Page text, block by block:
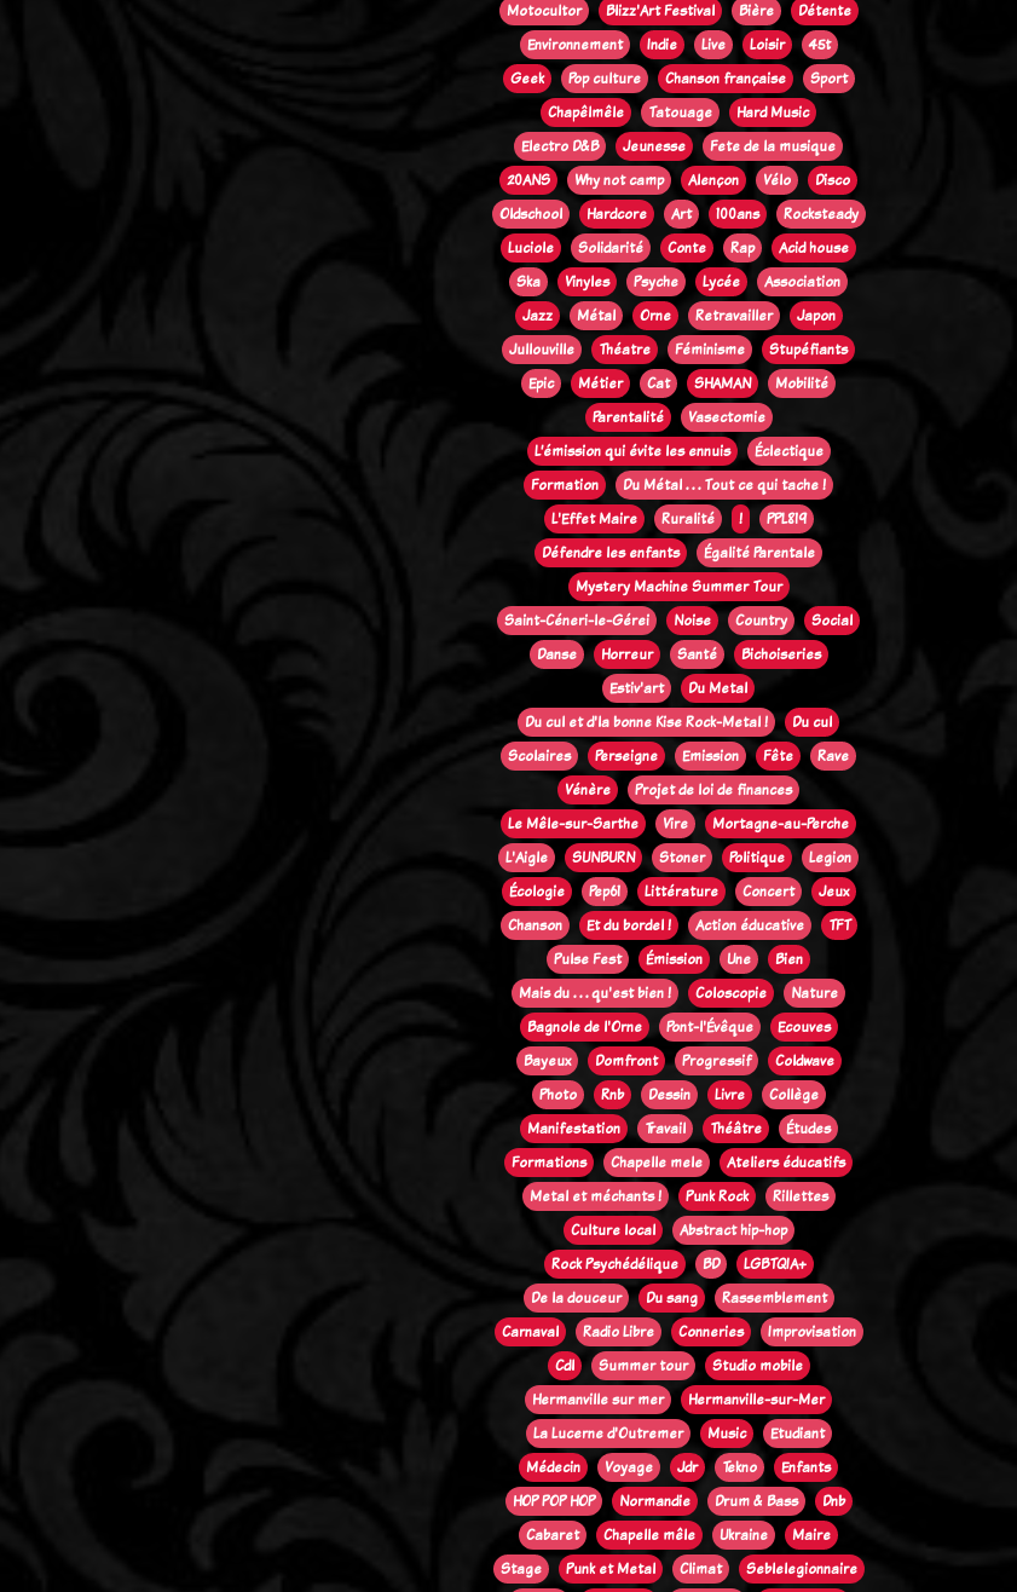
Motocultor
Blizz'Art Festival Bière
Détente
Environnement
Indie Live Loisir
45t
Geek
Pop culture Chanson française
Sport
Chapêlmêle
Tatouage
Hard Music
Electro D&B
Jeunesse
Fete de la musique
20ANS
Why not camp Alençon Vélo
Disco
Oldschool
Hardcore Art 100ans
Rocksteady
Luciole
Solidarité Conte Rap
Acid house
Ska
Vinyles Psyche Lycée
Association
Jazz
Métal Orne Retravailler
Japon
Jullouville
Théatre Féminisme
Stupéfiants
Epic
Métier Cat SHAMAN
Mobilité
Parentalité
Vasectomie
L’émission qui évite les ennuis
Éclectique
Formation
Du Métal . . . Tout ce qui tache !
L'Effet Maire
Ruralité !
PPL819
Défendre les enfants
Égalité Parentale
Mystery Machine Summer Tour
Saint-Céneri-le-Gérei
Noise Country
Social
Danse
Horreur Santé
Bichoiseries
Estiv'art
Du Metal
Du cul et d'la bonne Kise Rock-Metal !
Du cul
Scolaires
Perseigne Emission Fête
Rave
Vénère
Projet de loi de finances
Le Mêle-sur-Sarthe
Vire
Mortagne-au-Perche
L'Aigle
SUNBURN Stoner Politique
Legion
Écologie
Pep61 Littérature Concert
Jeux
Chanson
Et du bordel ! Action éducative
TFT
Pulse Fest
Émission Une
Bien
Mais du . . . qu'est bien !
Coloscopie
Nature
Bagnole de l'Orne
Pont-l'Évêque
Ecouves
Bayeux
Domfront Progressif
Coldwave
Photo
Rnb Dessin Livre
Collège
Manifestation
Travail Théâtre
Études
Formations
Chapelle mele
Ateliers éducatifs
Metal et méchants !
Punk Rock
Rillettes
Culture local
Abstract hip-hop
Rock Psychédélique
BD
LGBTQIA+
De la douceur
Du sang
Rassemblement
Carnaval
Radio Libre Conneries
Improvisation
Cdl
Summer tour
Studio mobile
Hermanville sur mer
Hermanville-sur-Mer
La Lucerne d'Outremer
Music
Etudiant
Médecin
Voyage Jdr Tekno
Enfants
HOP POP HOP
Normandie Drum & Bass
Dnb
Cabaret
Chapelle mêle Ukraine
Maire
Stage
Punk et Metal Climat
Seblelegionnaire